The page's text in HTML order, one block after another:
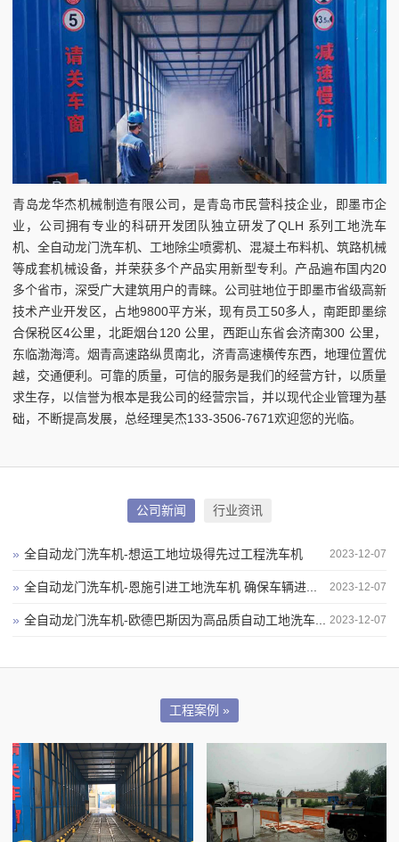
青岛龙华杰机械制造有限公司，是青岛市民营科技企业，即墨市企
业，公司拥有专业的科研开发团队独立研发了QLH 系列工地洗车
机、全自动龙门洗车机、工地除尘喷雾机、混凝土布料机、筑路机械
等成套机械设备，并荣获多个产品实用新型专利。产品遍布国内20
多个省市，深受广大建筑用户的青睐。公司驻地位于即墨市省级高新
技术产业开发区，占地9800平方米，现有员工50多人，南距即墨综
合保税区4公里，北距烟台120 公里，西距山东省会济南300 公里，
东临渤海湾。烟青高速路纵贯南北，济青高速横传东西，地理位置优
越，交通便利。可靠的质量，可信的服务是我们的经营方针，以质量
求生存，以信誉为根本是我公司的经营宗旨，并以现代企业管理为基
础，不断提高发展，总经理吴杰133-3506-7671欢迎您的光临。
公司新闻 行业资讯
2023-12-07
» 全自动龙门洗车机-想运工地垃圾得先过工程洗车机
2023-12-07
» 全自动龙门洗车机-恩施引进工地洗车机 确保车辆进...
2023-12-07
» 全自动龙门洗车机-欧德巴斯因为高品质自动工地洗车...
工程案例 »